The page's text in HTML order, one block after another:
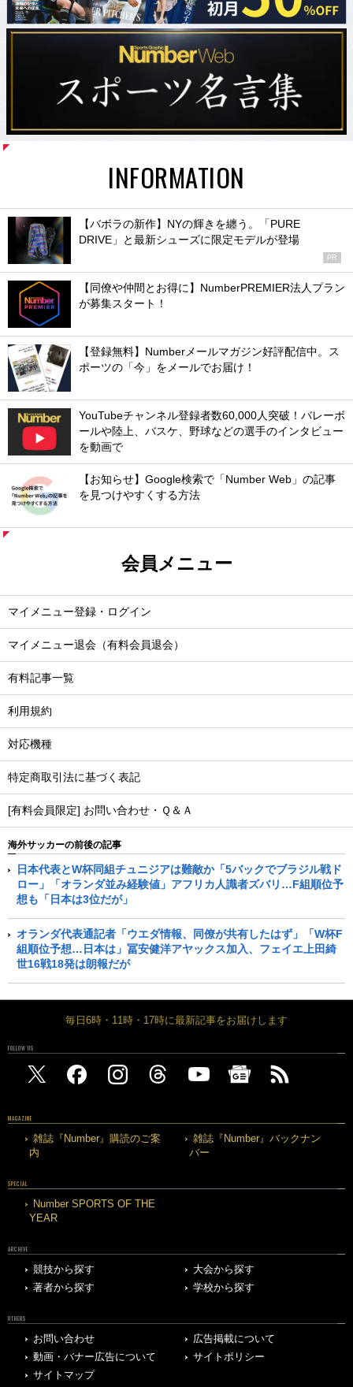
INFORMATION
【バボラの新作】NYの輝きを纏う。「PURE
DRIVE」と最新シューズに限定モデルが登場
PR
【同僚や仲間とお得に】NumberPREMIER法人プラン
が募集スタート！
【登録無料】Numberメールマガジン好評配信中。ス
ポーツの「今」をメールでお届け！
YouTubeチャンネル登録者数60,000人突破！バレーボ
ールや陸上、バスケ、野球などの選手のインタビュー
を動画で
【お知らせ】Google検索で「Number Web」の記事
を見つけやすくする方法
会員メニュー
マイメニュー登録・ログイン
マイメニュー退会（有料会員退会）
有料記事一覧
利用規約
対応機種
特定商取引法に基づく表記
[有料会員限定] お問い合わせ・Ｑ＆Ａ
海外サッカーの前後の記事
日本代表とW杯同組チュニジアは難敵か「5バックでブラジル戦ド
ロー」「オランダ並み経験値」アフリカ人識者ズバリ…F組順位予
想も「日本は3位だが」
オランダ代表通記者「ウエダ情報、同僚が共有したはず」「W杯F
組順位予想…日本は」冨安健洋アヤックス加入、フェイエ上田綺
世16戦18発は朗報だが
毎日6時・11時・17時に最新記事をお届けします
FOLLOW US
MAGAZINE
雑誌『Number』購読のご案
内
雑誌『Number』バックナン
バー
SPECIAL
Number SPORTS OF THE
YEAR
ARCHIVE
競技から探す
大会から探す
著者から探す
学校から探す
OTHERS
お問い合わせ
広告掲載について
動画・バナー広告について
サイトポリシー
サイトマップ